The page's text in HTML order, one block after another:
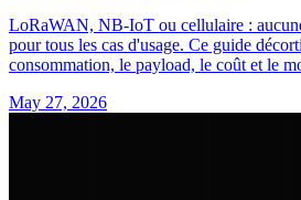
LoRaWAN, NB-IoT ou cellulaire :
pour tous les cas d'usage. Ce guide
consommation, le payload, le coût et le
May 27, 2026